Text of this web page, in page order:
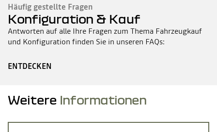
Häufig gestellte Fragen
Konfiguration & Kauf
Antworten auf alle Ihre Fragen zum Thema Fahrzeugkauf
und Konfiguration finden Sie in unseren FAQs:
ENTDECKEN
Weitere Informationen